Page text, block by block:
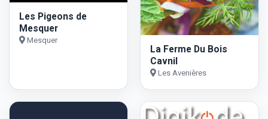
Les Pigeons de
Mesquer
Mesquer
La Ferme Du Bois
Cavnil
Les Avenières